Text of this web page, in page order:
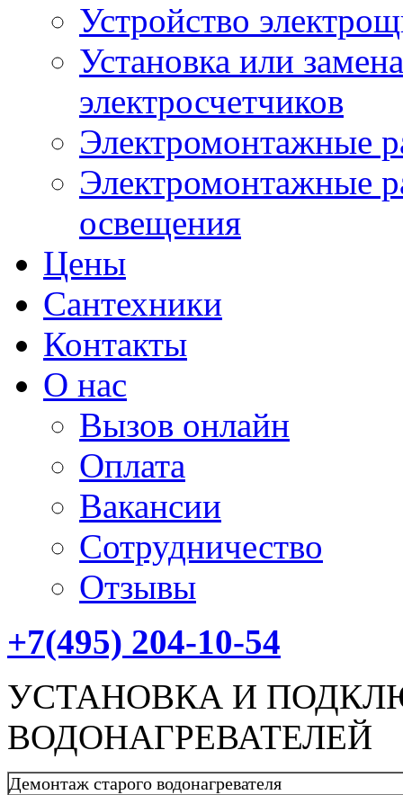
Устройство
Установка или
электросчетчиков
Электромонтажные
Электромонтажные
освещения
Цены
Cантехники
Контакты
О нас
Вызов онлайн
Оплата
Вакансии
Сотрудничество
Отзывы
+7(495) 204-10-54
УСТАНОВКА И
ВОДОНАГРЕВАТЕЛЕЙ
Демонтаж старого водонагревателя